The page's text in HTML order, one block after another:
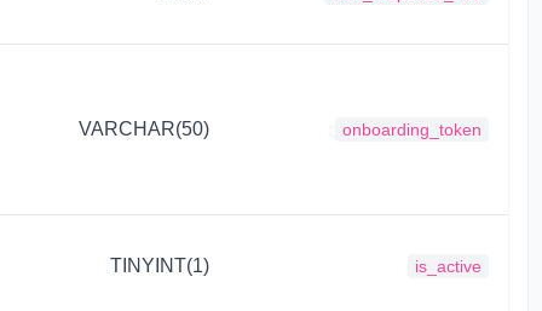
onboarding_token
VARCHAR(50)
is_active
TINYINT(1)